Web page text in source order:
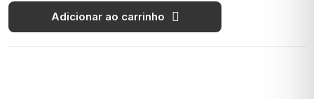
Adicionar ao carrinho